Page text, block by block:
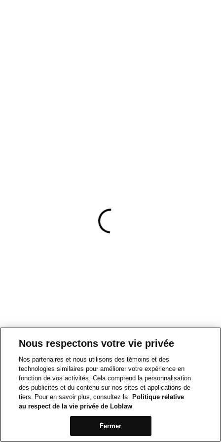
Nous respectons votre vie privée
Nos partenaires et nous utilisons des témoins et des
technologies similaires pour améliorer votre expérience en
fonction de vos activités. Cela comprend la personnalisation
des publicités et du contenu sur nos sites et applications de
tiers. Pour en savoir plus, consultez la
Politique relative
au respect de la vie privée de Loblaw
Fermer